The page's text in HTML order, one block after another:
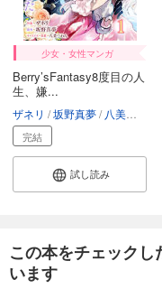
少女・女性マンガ
Berry’sFantasy8度目の人
生、嫌...
ザネリ 坂野真夢 八美☆わん
完結
試し読み
この本をチェック
います